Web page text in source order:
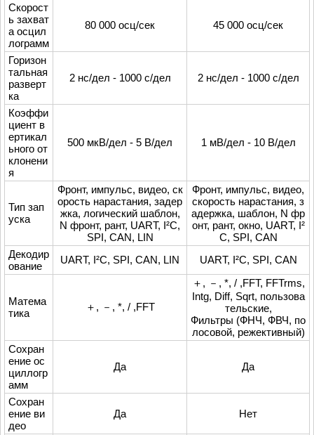
Скорост
ь захват
а осцил
лограмм
80 000 осц/сек 45 000 осц/сек
Горизон
тальная
разверт
ка
2 нс/дел - 1000 с/дел 2 нс/дел - 1000 с/дел
Коэффи
циент в
ертикал
ьного от
клонени
я
500 мкВ/дел - 5 В/дел 1 мВ/дел - 10 В/дел
Тип зап
уска
Фронт, импульс, видео, ск
орость нарастания, задер
жка, логический шаблон,
N фронт, рант, UART, I²C,
SPI, CAN, LIN
Фронт, импульс, видео,
скорость нарастания, з
адержка, шаблон, N фр
онт, рант, окно, UART, I²
C, SPI, CAN
Декодир
ование
UART, I²C, SPI, CAN, LIN UART, I²C, SPI, CAN
Матема
тика
＋, －, *, / ,FFT
＋, －, *, / ,FFT, FFTrms,
Intg, Diff, Sqrt, пользова
тельские,
Фильтры (ФНЧ, ФВЧ, по
лосовой, режективный)
Сохран
ение ос
циллогр
амм
Да Да
Сохран
ение ви
део
Да Нет